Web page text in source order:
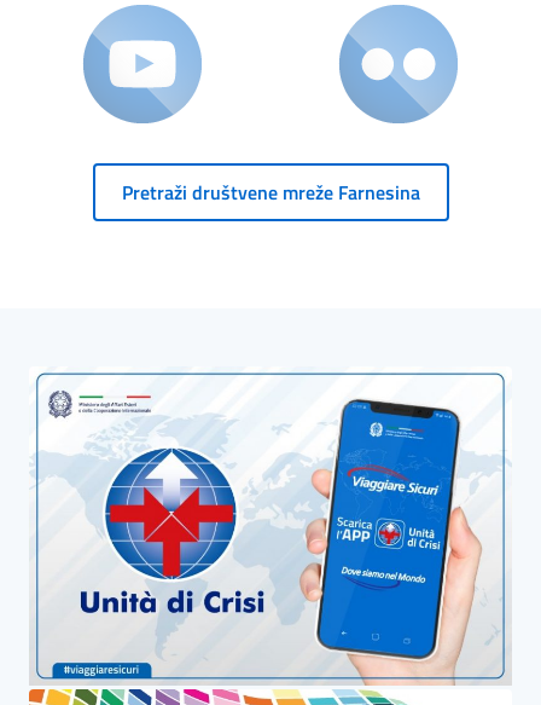
Pretraži društvene mreže Farnesina
HP Banner